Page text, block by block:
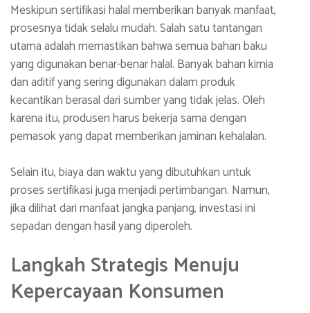
Meskipun sertifikasi halal memberikan banyak manfaat,
prosesnya tidak selalu mudah. Salah satu tantangan
utama adalah memastikan bahwa semua bahan baku
yang digunakan benar-benar halal. Banyak bahan kimia
dan aditif yang sering digunakan dalam produk
kecantikan berasal dari sumber yang tidak jelas. Oleh
karena itu, produsen harus bekerja sama dengan
pemasok yang dapat memberikan jaminan kehalalan.
Selain itu, biaya dan waktu yang dibutuhkan untuk
proses sertifikasi juga menjadi pertimbangan. Namun,
jika dilihat dari manfaat jangka panjang, investasi ini
sepadan dengan hasil yang diperoleh.
Langkah Strategis Menuju
Kepercayaan Konsumen